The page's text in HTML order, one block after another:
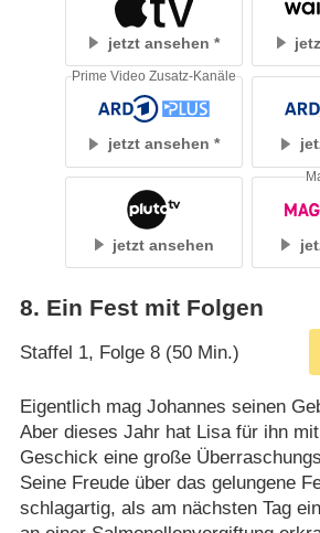
jetzt ansehen
jetzt ansehen
Prime Video Zusatz-Kanäle
jetzt ansehen
8. Ein Fest mit Folgen
Staffel 1, Folge 8 (50 Min.)
Eigentlich mag Johannes seinen
Aber dieses Jahr hat Lisa für ihn
Geschick eine große
Seine Freude über das gelungene
schlagartig, als am nächsten Tag